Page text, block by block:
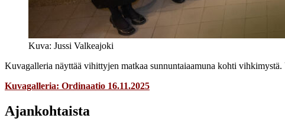
Kuva: Jussi Valkeajoki
Kuvagalleria näyttää vihittyjen matkaa sunnuntaiaamuna kohti
Kuvagalleria: Ordinaatio 16.11.2025
Ajankohtaista